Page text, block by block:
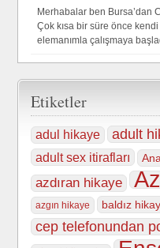
Merhabalar ben Bursa’dan
Çok kısa bir süre önce
elemanımla çalışmaya
Etiketler
adul hikaye adult
adult sex itirafları
azdıran hikaye
azgın hikaye baldız
cep telefonundan